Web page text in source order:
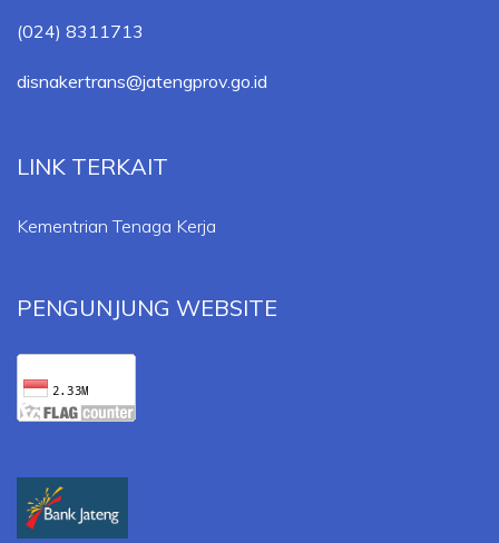
(024) 8311713
disnakertrans@jatengprov.go.id
LINK TERKAIT
Kementrian Tenaga Kerja
PENGUNJUNG WEBSITE